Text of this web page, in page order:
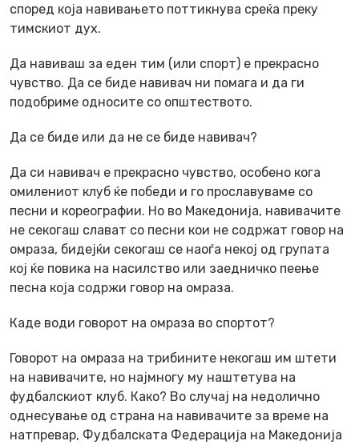
според која навивањето поттикнува среќа преку
тимскиот дух.
Да навиваш за еден тим (или спорт) е прекрасно
чувство. Да се биде навивач ни помага и да ги
подобриме односите со општеството.
Да се биде или да не се биде навивач?
Да си навивач е прекрасно чувство, особено кога
омилениот клуб ќе победи и го прославуваме со
песни и кореографии. Но во Македонија, навивачите
не секогаш слават со песни кои не содржат говор на
омраза, бидејќи секогаш се наоѓа некој од групата
кој ќе повика на насилство или заедничко пеење
песна која содржи говор на омраза.
Каде води говорот на омраза во спортот?
Говорот на омраза на трибините некогаш им штети
на навивачите, но најмногу му наштетува на
фудбалскиот клуб. Како? Во случај на недолично
однесување од страна на навивачите за време на
натпревар, Фудбалската Федерација на Македонија